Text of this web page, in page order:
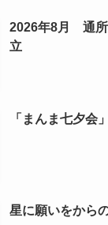
2026年8月 通
立
「まんま七夕会」
星に願いをから